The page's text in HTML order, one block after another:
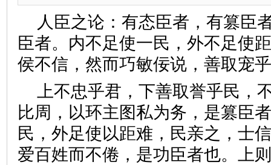
人臣之论：有态臣者，有篡臣
臣者。内不足使一民，外不足使
侯不信，然而巧敏佞说，善取宠
上不忠乎君，下善取誉乎民，
比周，以环主图私为务，是篡臣
民，外足使以距难，民亲之，士
爱百姓而不倦，是功臣者也。上